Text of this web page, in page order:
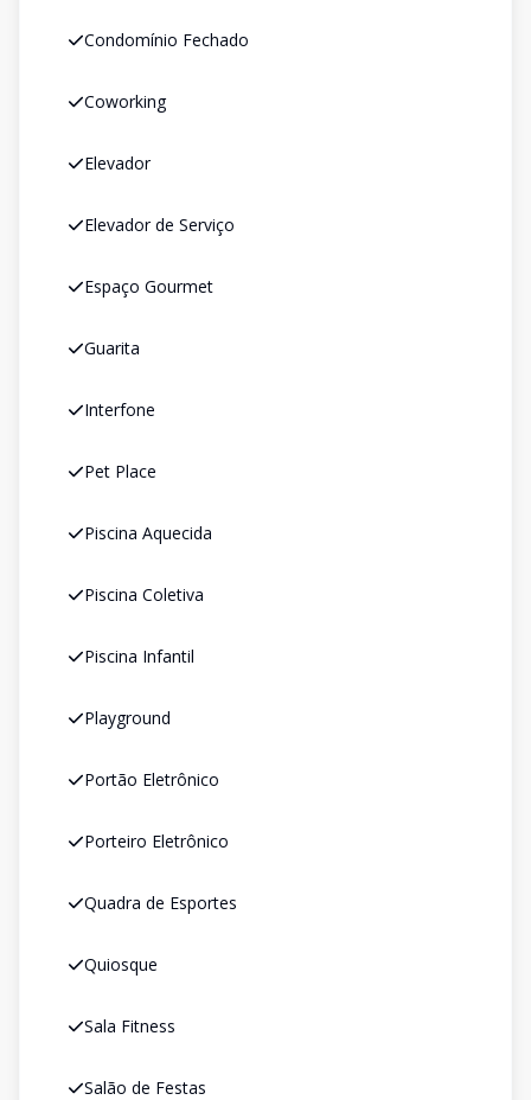
Condomínio Fechado
Coworking
Elevador
Elevador de Serviço
Espaço Gourmet
Guarita
Interfone
Pet Place
Piscina Aquecida
Piscina Coletiva
Piscina Infantil
Playground
Portão Eletrônico
Porteiro Eletrônico
Quadra de Esportes
Quiosque
Sala Fitness
Salão de Festas